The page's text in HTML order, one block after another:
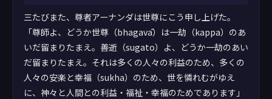
三たびまた、尊者アーナンダは世尊にこう申し上げた。
「尊師よ、どうか世尊（bhagavā）は一劫（kappa）のあ
いだ留まりたまえ。善逝（sugato）よ、どうか一劫のあい
だ留まりたまえ。それは多くの人々の利益のため、多くの
人々の安楽と幸福（sukha）のため、世を憐れむがゆえ
に、神々と人間との利益・福祉・幸福のためであります」